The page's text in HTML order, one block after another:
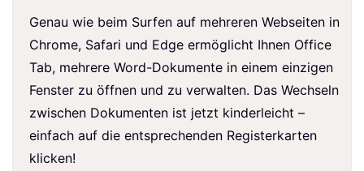
Genau wie beim Surfen auf mehreren Webseiten in
Chrome, Safari und Edge ermöglicht Ihnen Office
Tab, mehrere Word-Dokumente in einem einzigen
Fenster zu öffnen und zu verwalten. Das Wechseln
zwischen Dokumenten ist jetzt kinderleicht –
einfach auf die entsprechenden Registerkarten
klicken!